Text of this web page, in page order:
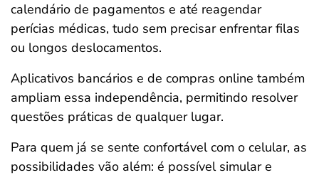
calendário de pagamentos e até reagendar
perícias médicas, tudo sem precisar enfrentar filas
ou longos deslocamentos.
Aplicativos bancários e de compras online também
ampliam essa independência, permitindo resolver
questões práticas de qualquer lugar.
Para quem já se sente confortável com o celular, as
possibilidades vão além: é possível simular e